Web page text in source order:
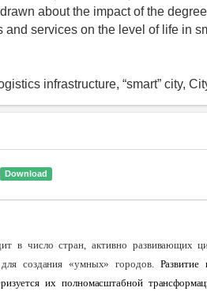
about the impact of the
and services on the level of life in
infrastructure, “smart” city,
Download
в число стран, активноразвивающих
создания «умных» городов. Развитие
их полномасштабной